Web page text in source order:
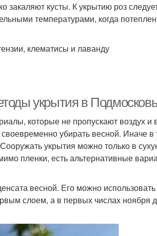
кусты. К укрытию роз
температурами, когда
клематисы и лаванду
укрытия в
которые не пропускают воздух и
убирать весной. Иначе в
укрытия можно только в
пленки, есть альтернативные
весной. Его можно использовать
слоем, а в первых числах ноября